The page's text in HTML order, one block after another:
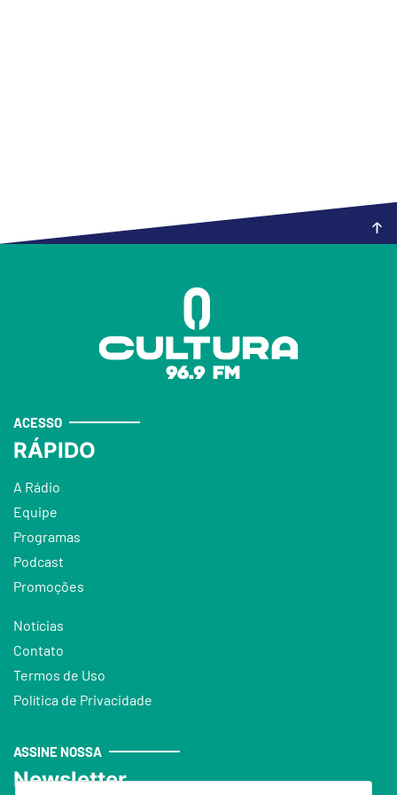
ACESSO
RÁPIDO
A Rádio
Equipe
Programas
Podcast
Promoções
Notícias
Contato
Termos de Uso
Política de Privacidade
ASSINE NOSSA
Newsletter